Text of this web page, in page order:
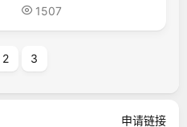
1507
2 3
申请链接